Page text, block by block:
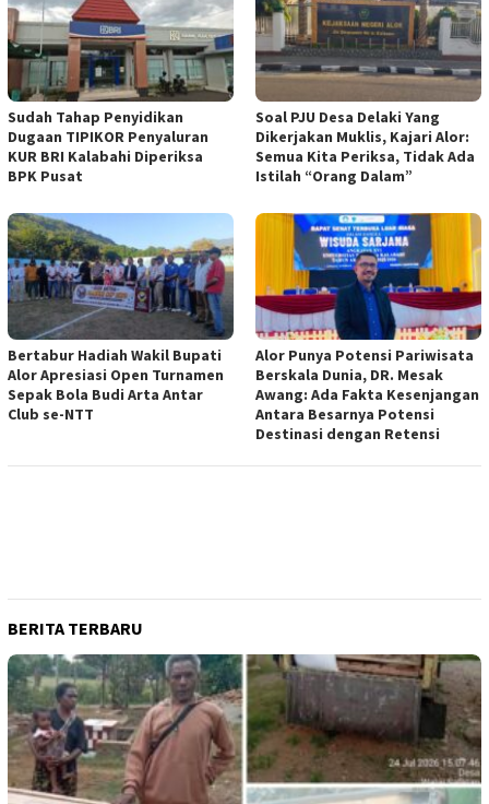
Sudah Tahap Penyidikan
Dugaan TIPIKOR Penyaluran
KUR BRI Kalabahi Diperiksa
BPK Pusat
Soal PJU Desa Delaki Yang
Dikerjakan Muklis, Kajari Alor:
Semua Kita Periksa, Tidak Ada
Istilah “Orang Dalam”
Bertabur Hadiah Wakil Bupati
Alor Apresiasi Open Turnamen
Sepak Bola Budi Arta Antar
Club se-NTT
Alor Punya Potensi Pariwisata
Berskala Dunia, DR. Mesak
Awang: Ada Fakta Kesenjangan
Antara Besarnya Potensi
Destinasi dengan Retensi
BERITA TERBARU